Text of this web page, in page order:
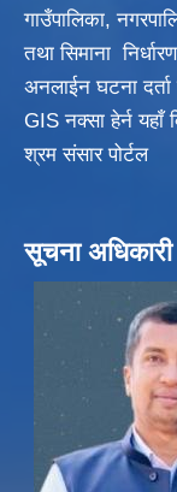
गाउँपालिका,
तथा सिमाना
अनलाईन घटना दर्ता
GIS नक्सा हेर्न यहाँ
श्रम संसार पोर्टल
सूचना अधिकारी